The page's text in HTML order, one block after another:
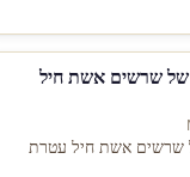
של שרשים אשת חיל
שרשים אשת חיל עטרת